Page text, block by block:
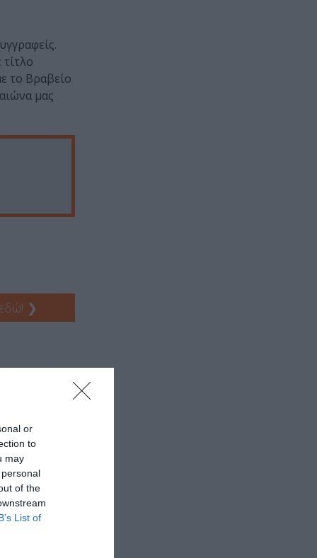
or
to
may
of the
List of
το Βραβείο
μας
❯